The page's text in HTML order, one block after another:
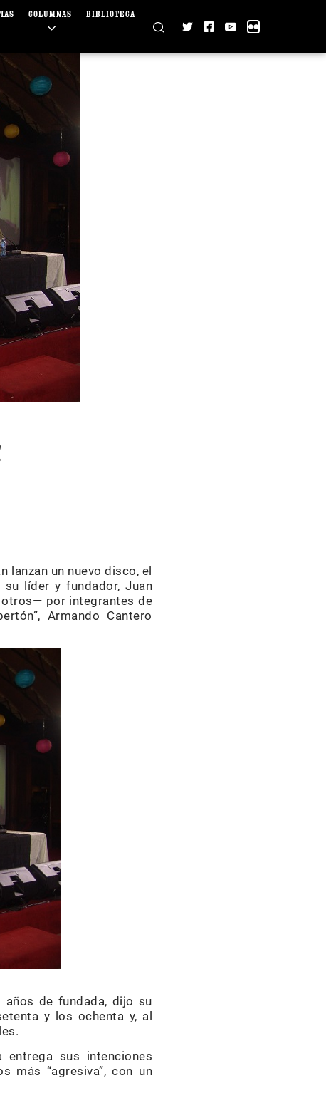
COLUMNAS BIBLIOTECA
lanzan un nuevo disco, el
líder y fundador, Juan
por integrantes de
Armando Cantero
de fundada, dijo su
y los ochenta y, al
sus intenciones
más “agresiva”, con un